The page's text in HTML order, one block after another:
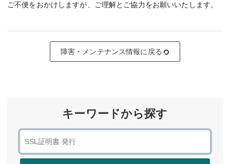
ご不便をおかけしますが、ご理解とご協力をお願いいたします。
障害・メンテナンス情報に戻る
キーワードから探す